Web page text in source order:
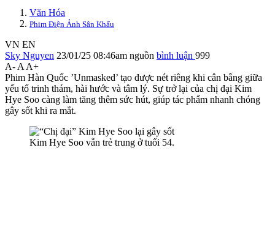
Văn Hóa
Phim Điện Ảnh Sân Khấu
VN EN
Sky Nguyen 23/01/25 08:46am nguồn bình luận 999
A- A A+
Phim Hàn Quốc ’Unmasked’ tạo được nét riêng khi cân bằng giữa
yếu tố trinh thám, hài hước và tâm lý. Sự trở lại của chị đại Kim
Hye Soo càng làm tăng thêm sức hút, giúp tác phẩm nhanh chóng
gây sốt khi ra mắt.
Kim Hye Soo vẫn trẻ trung ở tuổi 54.